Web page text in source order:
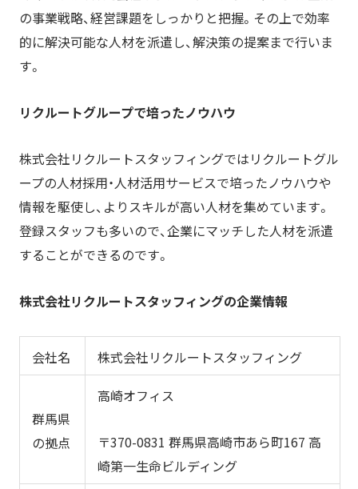
の事業戦略、経営課題をしっかりと把握。その上で効率
的に解決可能な人材を派遣し、解決策の提案まで行いま
す。
リクルートグループで培ったノウハウ
株式会社リクルートスタッフィングではリクルートグル
ープの人材採用・人材活用サービスで培ったノウハウや
情報を駆使し、よりスキルが高い人材を集めています。
登録スタッフも多いので、企業にマッチした人材を派遣
することができるのです。
株式会社リクルートスタッフィングの企業情報
会社名 株式会社リクルートスタッフィング
群馬県
の拠点
高崎オフィス
〒370-0831 群馬県高崎市あら町167 高
崎第一生命ビルディング